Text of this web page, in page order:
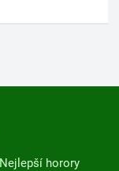
Nejlepší horory